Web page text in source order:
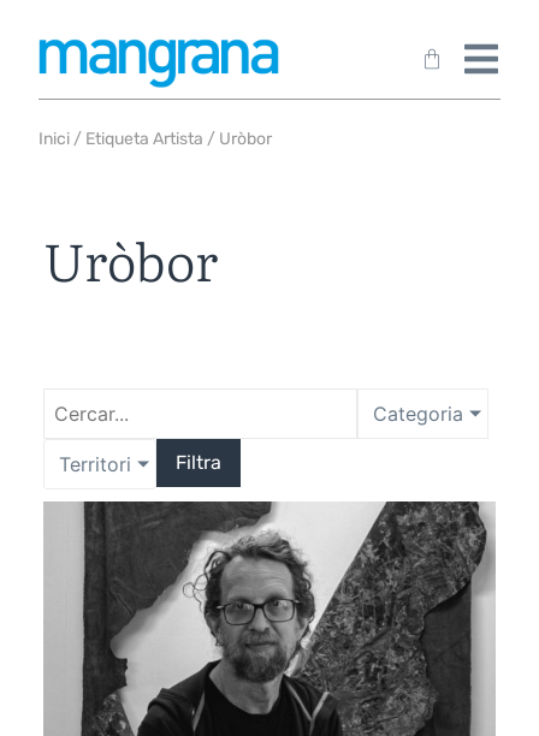
Inici / Etiqueta Artista / Uròbor
Uròbor
Categoria
Territori Filtra